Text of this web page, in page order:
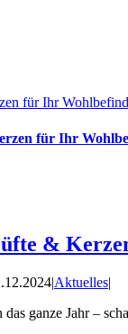
für Ihr
für Ihr
&
|Aktuelles|
ganze Jahr –